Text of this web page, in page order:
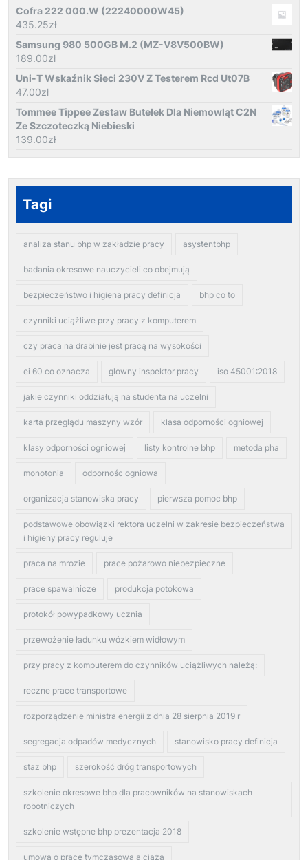
Cofra 222 000.W (22240000W45)
435.25zł
Samsung 980 500GB M.2 (MZ-V8V500BW)
189.00zł
Uni-T Wskaźnik Sieci 230V Z Testerem Rcd Ut07B
47.00zł
Tommee Tippee Zestaw Butelek Dla Niemowląt C2N
Ze Szczoteczką Niebieski
139.00zł
Tagi
analiza stanu bhp w zakładzie pracy asystentbhp
badania okresowe nauczycieli co obejmują
bezpieczeństwo i higiena pracy definicja bhp co to
czynniki uciążliwe przy pracy z komputerem
czy praca na drabinie jest pracą na wysokości
ei 60 co oznacza glowny inspektor pracy iso 45001:2018
jakie czynniki oddziałują na studenta na uczelni
karta przeglądu maszyny wzór klasa odporności ogniowej
klasy odporności ogniowej listy kontrolne bhp metoda pha
monotonia odpornośc ogniowa
organizacja stanowiska pracy pierwsza pomoc bhp
podstawowe obowiązki rektora uczelni w zakresie bezpieczeństwa
i higieny pracy reguluje
praca na mrozie prace pożarowo niebezpieczne
prace spawalnicze produkcja potokowa
protokół powypadkowy ucznia
przewożenie ładunku wózkiem widłowym
przy pracy z komputerem do czynników uciążliwych należą:
reczne prace transportowe
rozporządzenie ministra energii z dnia 28 sierpnia 2019 r
segregacja odpadów medycznych stanowisko pracy definicja
staz bhp szerokość dróg transportowych
szkolenie okresowe bhp dla pracowników na stanowiskach
robotniczych
szkolenie wstępne bhp prezentacja 2018
umowa o pracę tymczasową a ciąża